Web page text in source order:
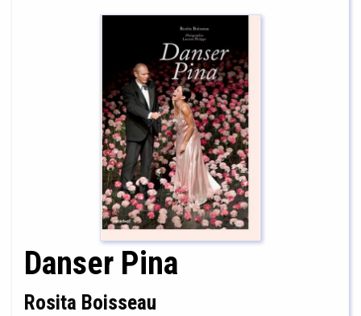
Danser Pina
Rosita Boisseau